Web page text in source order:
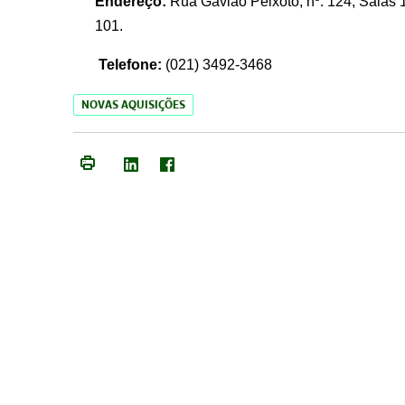
101.
Telefone: (021) 3492-3468
NOVAS AQUISIÇÕES